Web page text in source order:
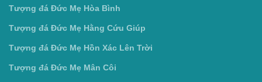
Tượng đá Đức Mẹ Hòa Bình
Tượng đá Đức Mẹ Hằng Cứu Giúp
Tượng đá Đức Mẹ Hồn Xác Lên Trời
Tượng đá Đức Mẹ Mân Côi